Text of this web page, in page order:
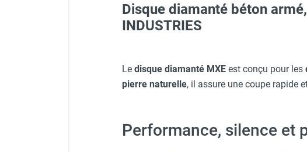
Disque diamanté béton
INDUSTRIES
Le disque diamanté MXE est conçu pour les
pierre naturelle, il assure une coupe rapide
Performance, silence et